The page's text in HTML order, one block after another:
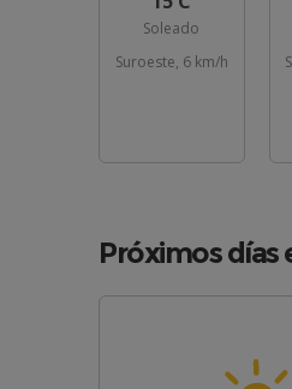
Soleado
Suroeste, 6 km/h
Próximos días